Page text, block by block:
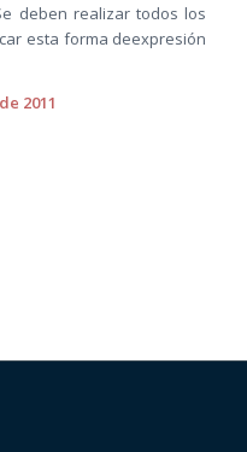
deben realizar todos los
esta forma deexpresión
2011